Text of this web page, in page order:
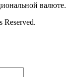
валюте.